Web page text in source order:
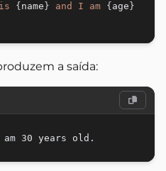
is { name } and I am { age }
a saída: